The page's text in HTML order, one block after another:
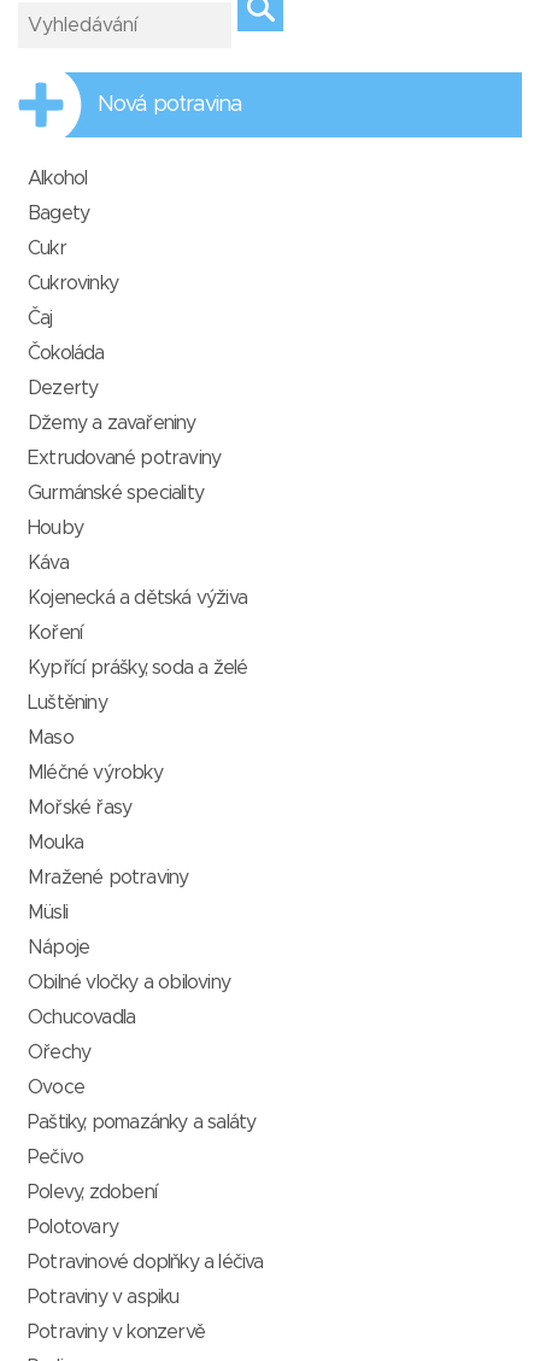
Nová potravina
Alkohol
Bagety
Cukr
Cukrovinky
Čaj
Čokoláda
Dezerty
Džemy a zavařeniny
Extrudované potraviny
Gurmánské speciality
Houby
Káva
Kojenecká a dětská výživa
Koření
Kypřící prášky, soda a želé
Luštěniny
Maso
Mléčné výrobky
Mořské řasy
Mouka
Mražené potraviny
Müsli
Nápoje
Obilné vločky a obiloviny
Ochucovadla
Ořechy
Ovoce
Paštiky, pomazánky a saláty
Pečivo
Polevy, zdobení
Polotovary
Potravinové doplňky a léčiva
Potraviny v aspiku
Potraviny v konzervě